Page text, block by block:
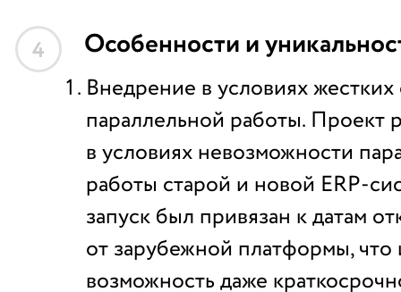
4 Особенности и
Внедрение в условиях
параллельной работы. Проект
в условиях невозможности
работы старой и новой ERP-
запуск был привязан к датам
от зарубежной платформы,
возможность даже